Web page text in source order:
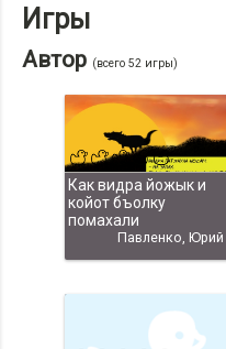
Игры
Автор (всего 52 игры)
Как видра йожык и
койот бъолку
помахали
Павленко, Юрий